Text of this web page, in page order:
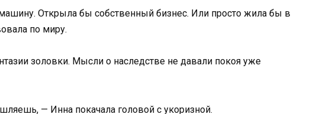
Открыла бы собственный бизнес. Или просто жила бы в
по миру.
золовки. Мысли о наследстве не давали покоя уже
— Инна покачала головой с укоризной.